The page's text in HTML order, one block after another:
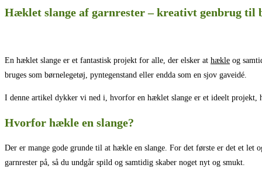
Hæklet slange af garnrester – kreativt genbrug til
En hæklet slange er et fantastisk projekt for alle, der elsker at hækle og
bruges som børnelegetøj, pyntegenstand eller endda som en sjov gaveidé.
I denne artikel dykker vi ned i, hvorfor en hæklet slange er et ideelt projekt,
Hvorfor hækle en slange?
Der er mange gode grunde til at hækle en slange. For det første er det et
garnrester på, så du undgår spild og samtidig skaber noget nyt og smukt.